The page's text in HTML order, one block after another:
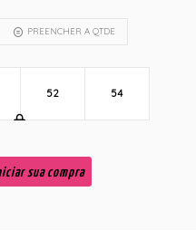
PREENCHER A QTDE
52 54
sua compra